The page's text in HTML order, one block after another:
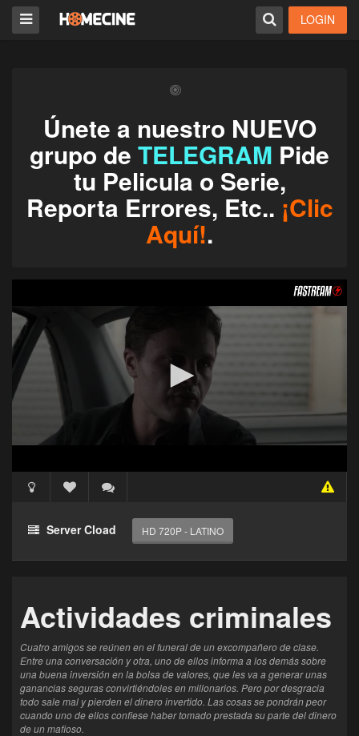
LOGIN
Únete a nuestro NUEVO
grupo de TELEGRAM Pide
tu Pelicula o Serie,
Reporta Errores, Etc.. ¡Clic
Aquí!.
Haz clic 3 veces en el botón para desbloquear este
reproductor
Clics: 0/3
Server Cload HD 720P - LATINO
Actividades criminales
Cuatro amigos se reúnen en el funeral de un excompañero de clase.
Entre una conversación y otra, uno de ellos informa a los demás sobre
una buena inversión en la bolsa de valores, que les va a generar unas
ganancias seguras convirtiéndoles en millonarios. Pero por desgracia
todo sale mal y pierden el dinero invertido. Las cosas se pondrán peor
cuando uno de ellos confiese haber tomado prestada su parte del dinero
de un mafioso.